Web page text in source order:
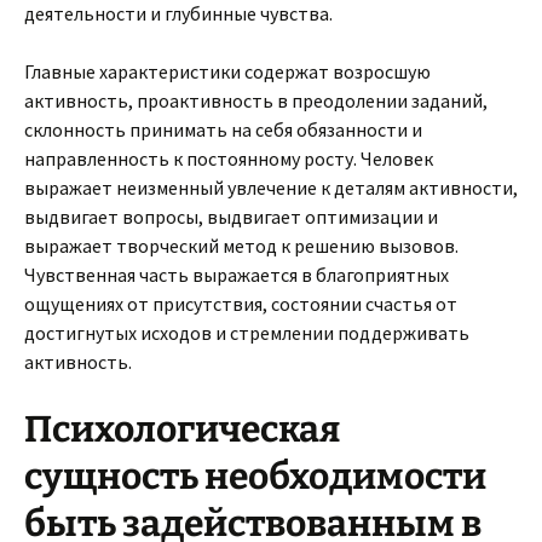
деятельности и глубинные чувства.
Главные характеристики содержат возросшую
активность, проактивность в преодолении заданий,
склонность принимать на себя обязанности и
направленность к постоянному росту. Человек
выражает неизменный увлечение к деталям активности,
выдвигает вопросы, выдвигает оптимизации и
выражает творческий метод к решению вызовов.
Чувственная часть выражается в благоприятных
ощущениях от присутствия, состоянии счастья от
достигнутых исходов и стремлении поддерживать
активность.
Психологическая
сущность необходимости
быть задействованным в